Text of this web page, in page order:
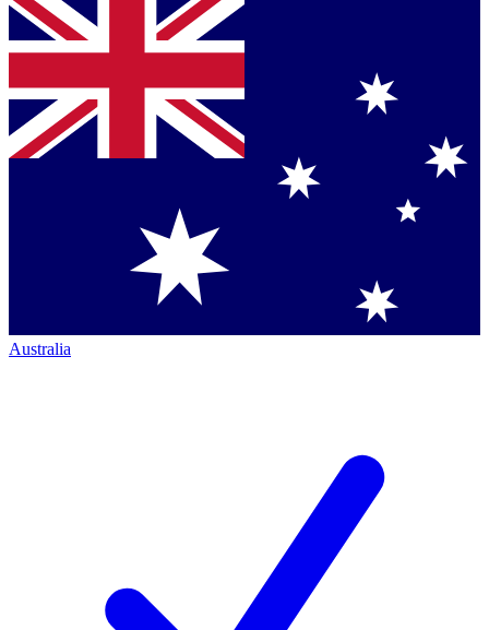
Australia